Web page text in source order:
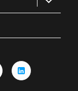
le
sous-